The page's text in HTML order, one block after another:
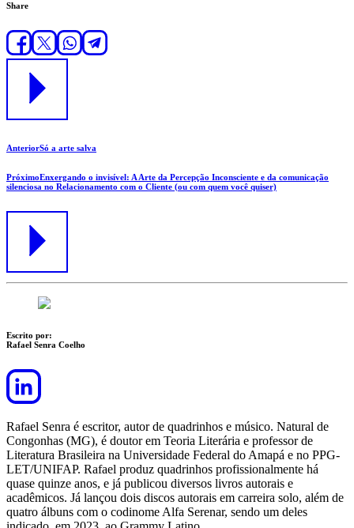
Share
AnteriorSó a arte salva
PróximoEnxergando o invisível: A Arte da Percepção Inconsciente e da comunicação
silenciosa no Relacionamento com o Cliente (ou com quem você quiser)
Escrito por:
Rafael Senra Coelho
Rafael Senra é escritor, autor de quadrinhos e músico. Natural de
Congonhas (MG), é doutor em Teoria Literária e professor de
Literatura Brasileira na Universidade Federal do Amapá e no PPG-
LET/UNIFAP. Rafael produz quadrinhos profissionalmente há
quase quinze anos, e já publicou diversos livros autorais e
acadêmicos. Já lançou dois discos autorais em carreira solo, além de
quatro álbuns com o codinome Alfa Serenar, sendo um deles